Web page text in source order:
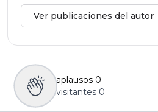
Ver publicaciones del autor
aplausos 0
visitantes 0